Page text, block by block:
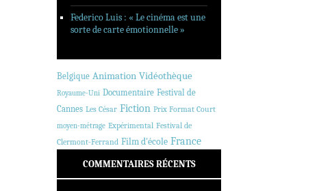
Federico Luis : « Le cinéma est une
sorte de carte émotionnelle »
Belgique Animation Vidéothèque
Royaume-Uni Documentaire Festival de
Cannes Les César Fiction Prix Format Court
moyen-métrage Expérimental Festival de
Clermont-Ferrand Film d'école France
COMMENTAIRES RÉCENTS